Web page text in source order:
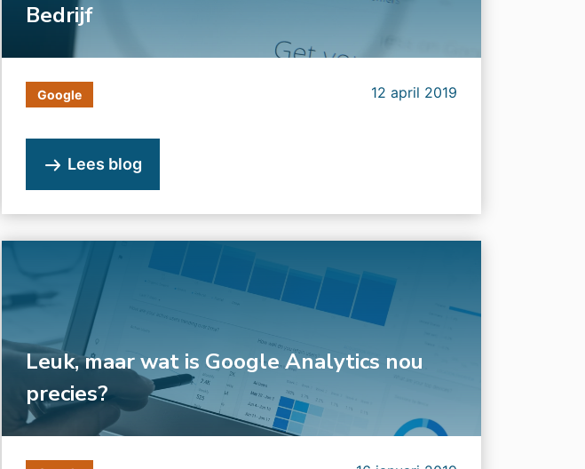
Bedrijf
Google 12 april 2019
Lees blog
Leuk, maar wat is Google Analytics nou
precies?